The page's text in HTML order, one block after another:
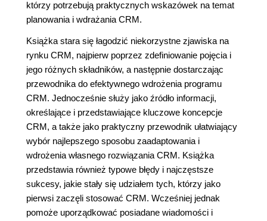
którzy potrzebują praktycznych wskazówek na temat
planowania i wdrażania CRM.
Książka stara się łagodzić niekorzystne zjawiska na
rynku CRM, najpierw poprzez zdefiniowanie pojęcia i
jego różnych składników, a następnie dostarczając
przewodnika do efektywnego wdrożenia programu
CRM. Jednocześnie służy jako źródło informacji,
określające i przedstawiające kluczowe koncepcje
CRM, a także jako praktyczny przewodnik ułatwiający
wybór najlepszego sposobu zaadaptowania i
wdrożenia własnego rozwiązania CRM. Książka
przedstawia również typowe błędy i najczęstsze
sukcesy, jakie stały się udziałem tych, którzy jako
pierwsi zaczęli stosować CRM. Wcześniej jednak
pomoże uporządkować posiadane wiadomości i